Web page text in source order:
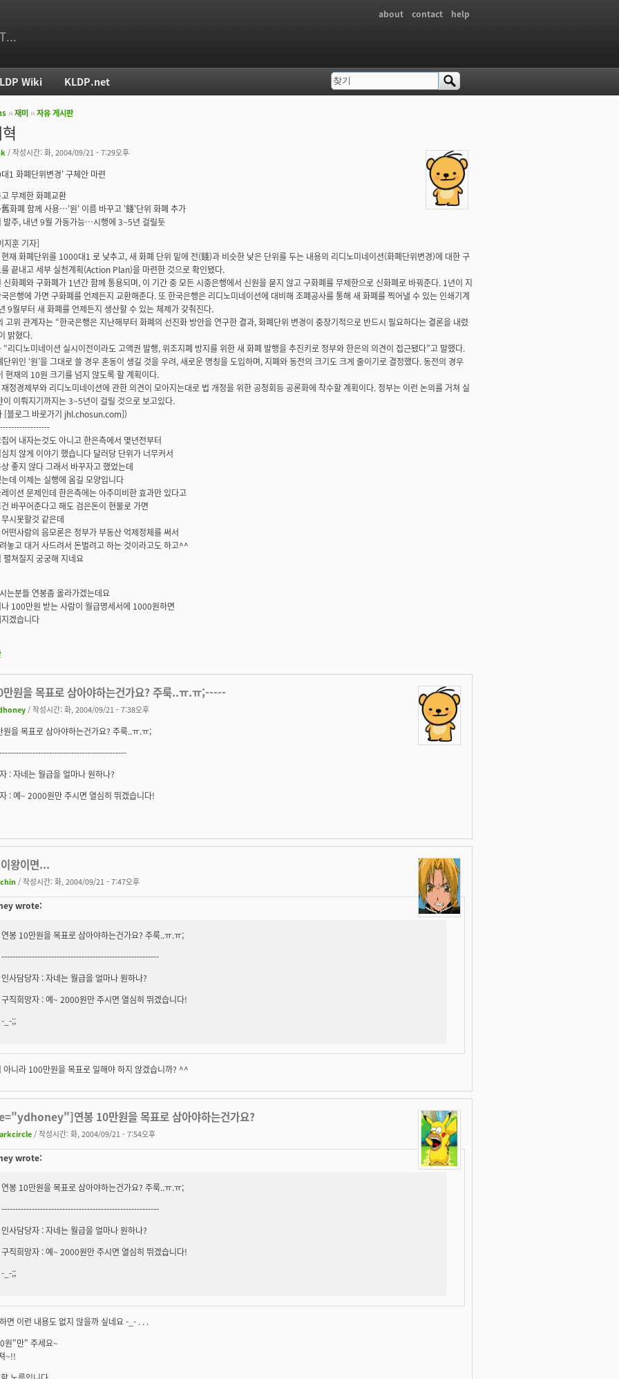
about contact help
››재미 ››자유 게시판
/ 작성시간: 화, 2004/09/21 - 7:29오후
1 화폐단위변경' 구체안 마련
무제한 화폐교환
舊화폐 함께 사용…'원' 이름 바꾸고 '錢'단위 화폐 추가
발주, 내년 9월 가동가능…시행에 3~5년 걸릴듯
지훈 기자]
재 화폐단위를 1000대1 로 낮추고, 새 화폐 단위 밑에 전(錢)과 비슷한 낮은 단위를 두는 내용의 리디노미네이션(화폐단위변경)에 대한 구
끝내고 세부 실천계획(Action Plan)을 마련한 것으로 확인됐다.
신화폐와 구화폐가 1년간 함께 통용되며, 이 기간 중 모든 시중은행에서 신원을 묻지 않고 구화폐를 무제한으로 신화폐로 바꿔준다. 1년이 지
은행에 가면 구화폐를 언제든지 교환해준다. 또 한국은행은 리디노미네이션에 대비해 조폐공사를 통해 새 화폐를 찍어낼 수 있는 인쇄기계
9월부터 새 화폐를 언제든지 생산할 수 있는 체제가 갖춰진다.
고위 관계자는 “한국은행은 지난해부터 화폐의 선진화 방안을 연구한 결과, 화폐단위 변경이 중장기적으로 반드시 필요하다는 결론을 내렸
밝혔다.
“리디노미네이션 실시이전이라도 고액권 발행, 위조지폐 방지를 위한 새 화폐 발행을 추진키로 정부와 한은의 의견이 접근됐다”고 말했다.
단위인 ‘원’을 그대로 쓸 경우 혼동이 생길 것을 우려, 새로운 명칭을 도입하며, 지폐와 동전의 크기도 크게 줄이기로 결정했다. 동전의 경우
현재의 10원 크기를 넘지 않도록 할 계획이다.
정경제부와 리디노미네이션에 관한 의견이 모아지는대로 법 개정을 위한 공청회등 공론화에 착수할 계획이다. 정부는 이런 논의를 거쳐 실
이 이뤄지기까지는 3~5년이 걸릴 것으로 보고있다.
[블로그 바로가기 jhl.chosun.com])
어 내자는것도 아니고 한은측에서 몇년전부터
치 않게 이야기 했습니다 달러당 단위가 너무커서
좋지 않다 그래서 바꾸자고 했었는데
데 이제는 실행에 옴길 모양입니다
이션 문제인데 한은측에는 아주미비한 효과만 있다고
바꾸어준다고 해도 검은돈이 현물로 가면
시못할것 같은데
떤사람의 음모론은 정부가 부동산 억제정체를 써서
놓고 대거 사드려서 돈벌려고 하는 것이라고도 하고^^
펼쳐질지 궁궁해 지네요
는분들 연봉좀 올라가겠는데요
100만원 받는 사람이 월급명세서에 1000원하면
겠습니다
만원을 목표로 삼아야하는건가요? 주룩..ㅠ.ㅠ;-----
/ 작성시간: 화, 2004/09/21 - 7:38오후
을 목표로 삼아야하는건가요? 주룩..ㅠ.ㅠ;
: 자네는 월급을 얼마나 원하나?
: 예~ 2000원만 주시면 열심히 뛰겠습니다!
왕이면...
/ 작성시간: 화, 2004/09/21 - 7:47오후
wrote:
연봉 10만원을 목표로 삼아야하는건가요? 주룩..ㅠ.ㅠ;
---------------------------------------------------------
인사담당자 : 자네는 월급을 얼마나 원하나?
구직희망자 : 예~ 2000원만 주시면 열심히 뛰겠습니다!
-_-;;
아니라 100만원을 목표로 일해야 하지 않겠습니까? ^^
연봉 10만원을 목표로 삼아야하는건가요?
/ 작성시간: 화, 2004/09/21 - 7:54오후
wrote:
연봉 10만원을 목표로 삼아야하는건가요? 주룩..ㅠ.ㅠ;
---------------------------------------------------------
인사담당자 : 자네는 월급을 얼마나 원하나?
구직희망자 : 예~ 2000원만 주시면 열심히 뛰겠습니다!
-_-;;
면 이런 내용도 없지 않을까 싶네요 -_- . . .
원"만" 주세요~
~!!
Wiki KLDP.net 검색 폼
찾기